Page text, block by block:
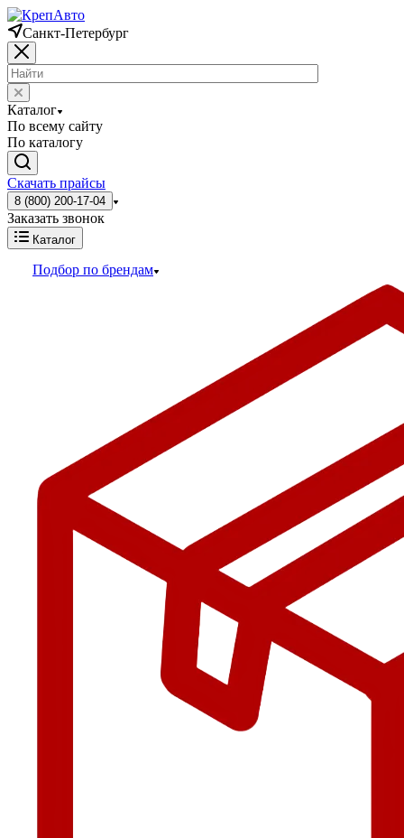
Санкт-Петербург
Каталог
По всему сайту
По каталогу
Скачать прайсы
8 (800) 200-17-04
Заказать звонок
Каталог
Подбор по брендам